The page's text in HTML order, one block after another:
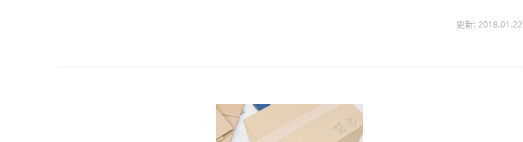
更新: 2018.01.22